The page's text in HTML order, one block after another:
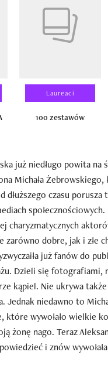
Laureaci
100 zestawów
już niedługo powita na
Michała
dłuższego czasu porusza
społecznościowych.
charyzmatycznych
zarówno dobre, jak i złe
już fanów do
Dzieli się fotografiami,
kąpiel. Nie ukrywa
Jednak niedawno to
które wywołało wielkie
żonę nago. Teraz
i znów